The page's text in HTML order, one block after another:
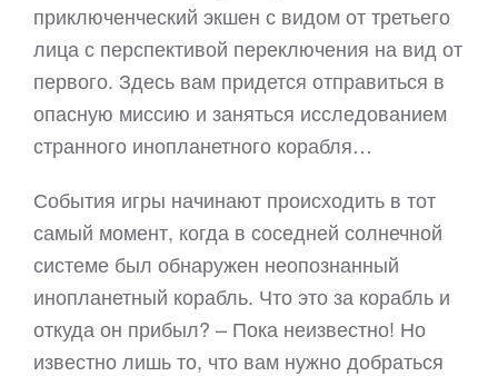
приключенческий экшен с видом от третьего
лица с перспективой переключения на вид от
первого. Здесь вам придется отправиться в
опасную миссию и заняться исследованием
странного инопланетного корабля…
События игры начинают происходить в тот
самый момент, когда в соседней солнечной
системе был обнаружен неопознанный
инопланетный корабль. Что это за корабль и
откуда он прибыл? – Пока неизвестно! Но
известно лишь то, что вам нужно добраться